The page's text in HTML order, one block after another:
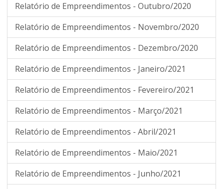
Relatório de Empreendimentos - Outubro/2020
Relatório de Empreendimentos - Novembro/2020
Relatório de Empreendimentos - Dezembro/2020
Relatório de Empreendimentos - Janeiro/2021
Relatório de Empreendimentos - Fevereiro/2021
Relatório de Empreendimentos - Março/2021
Relatório de Empreendimentos - Abril/2021
Relatório de Empreendimentos - Maio/2021
Relatório de Empreendimentos - Junho/2021